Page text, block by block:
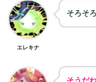
エレキナ
そろそ